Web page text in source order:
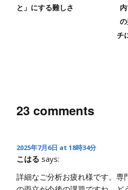
と」にする難しさ
チ
23 comments
2025年7月6日 at 18時34分
こはる says:
詳細なご分析お疲れ様です。専